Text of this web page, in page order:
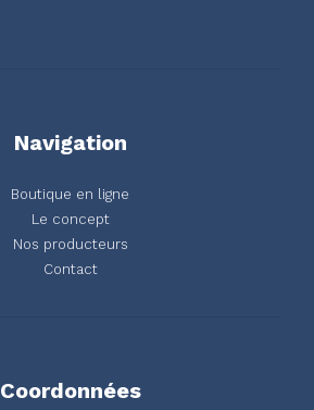
Navigation
Boutique en ligne
Le concept
Nos producteurs
Contact
Coordonnées